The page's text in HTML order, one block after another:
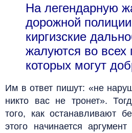
На легендарную
дорожной
киргизские
жалуются во всех
которых могут
Им в ответ пишут: «не
никто вас не тронет».
того, как останавливают
этого начинается